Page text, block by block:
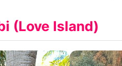
(Love Island)